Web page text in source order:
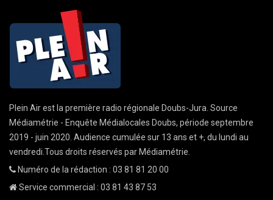
Plein Air est la première radio régionale Doubs-Jura. Source
Médiamétrie - Enquête Médialocales Doubs, période septembre
2019 - juin 2020. Audience cumulée sur 13 ans et +, du lundi au
vendredi.Tous droits réservés par Médiamétrie.
Numéro de la rédaction : 03 81 81 20 00
Service commercial : 03 81 43 87 53